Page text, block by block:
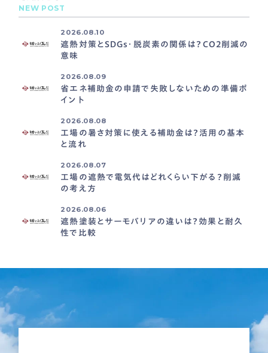
NEW POST
2026.08.10
遮熱対策とSDGs・脱炭素の関係は？CO2削減の
意味
2026.08.09
省エネ補助金の申請で失敗しないための準備ポ
イント
2026.08.08
工場の暑さ対策に使える補助金は？活用の基本
と流れ
2026.08.07
工場の遮熱で電気代はどれくらい下がる？削減
の考え方
2026.08.06
遮熱塗装とサーモバリアの違いは？効果と耐久
性で比較